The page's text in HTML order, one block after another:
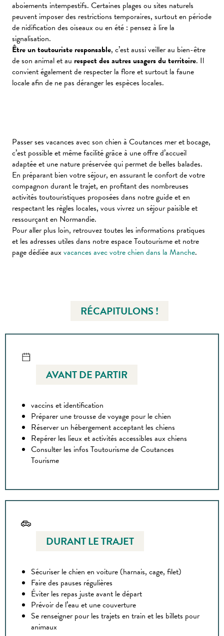
aboiements intempestifs. Certaines plages ou sites naturels
peuvent imposer des restrictions temporaires, surtout en période
de nidification des oiseaux ou en été : pensez à lire la
signalisation.
Être un toutouriste responsable, c’est aussi veiller au bien-être
de son animal et au respect des autres usagers du territoire. Il
convient également de respecter la flore et surtout la faune
locale afin de ne pas déranger les espèces locales.
Passer ses vacances avec son chien à Coutances mer et bocage,
c’est possible et même facilité grâce à une offre d’accueil
adaptée et une nature préservée qui permet de belles balades.
En préparant bien votre séjour, en assurant le confort de votre
compagnon durant le trajet, en profitant des nombreuses
activités toutouristiques proposées dans notre guide et en
respectant les règles locales, vous vivrez un séjour paisible et
ressourçant en Normandie.
Pour aller plus loin, retrouvez toutes les informations pratiques
et les adresses utiles dans notre espace Toutourisme et notre
page dédiée aux vacances avec votre chien dans la Manche.
RÉCAPITULONS !
AVANT DE PARTIR
vaccins et identification
Préparer une trousse de voyage pour le chien
Réserver un hébergement acceptant les chiens
Repérer les lieux et activités accessibles aux chiens
Consulter les infos Toutourisme de Coutances
Tourisme
DURANT LE TRAJET
Sécuriser le chien en voiture (harnais, cage, filet)
Faire des pauses régulières
Éviter les repas juste avant le départ
Prévoir de l’eau et une couverture
Se renseigner pour les trajets en train et les billets pour
animaux